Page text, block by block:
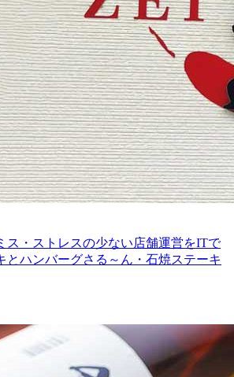
ス・ストレスの少ない店舗運営をITで
とハンバーグさる～ん・石焼ステーキ